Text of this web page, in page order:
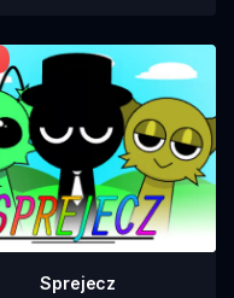
Sprejecz